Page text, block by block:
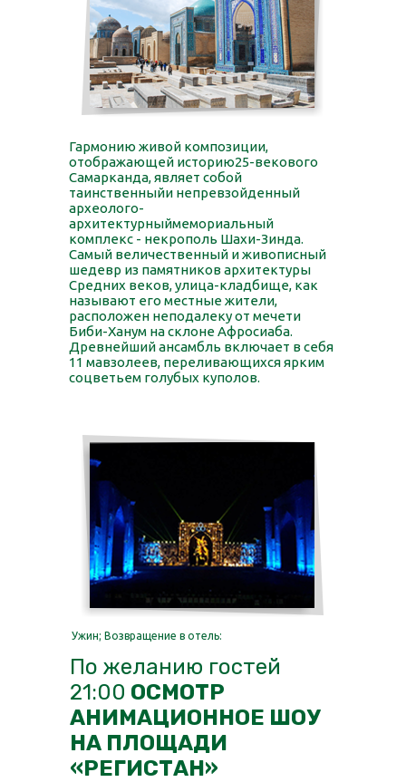
Гармонию живой композиции,
отображающей историю25-векового
Самарканда, являет собой
таинственныйи непревзойденный
археолого-
архитектурныймемориальный
комплекс - некрополь Шахи-Зинда.
Самый величественный и живописный
шедевр из памятников архитектуры
Средних веков, улица-кладбище, как
называют его местные жители,
расположен неподалеку от мечети
Биби-Ханум на склоне Афросиаба.
Древнейший ансамбль включает в себя
11 мавзолеев, переливающихся ярким
соцветьем голубых куполов.
Ужин; Возвращение в отель:
По желанию гостей
21:00 ОСМОТР
АНИМАЦИОННОЕ ШОУ
НА ПЛОЩАДИ
«РЕГИСТАН»